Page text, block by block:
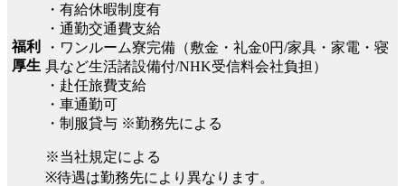
福利
厚生
・有給休暇制度有
・通勤交通費支給
・ワンルーム寮完備（敷金・礼金0円/家具・家電・寝
具など生活諸設備付/NHK受信料会社負担）
・赴任旅費支給
・車通勤可
・制服貸与 ※勤務先による
※当社規定による
※待遇は勤務先により異なります。